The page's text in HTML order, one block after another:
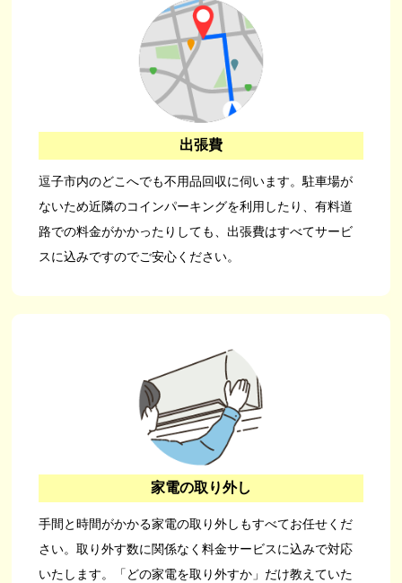
出張費
逗子市内のどこへでも不用品回収に伺います。駐車場が
ないため近隣のコインパーキングを利用したり、有料道
路での料金がかかったりしても、出張費はすべてサービ
スに込みですのでご安心ください。
家電の取り外し
手間と時間がかかる家電の取り外しもすべてお任せくだ
さい。取り外す数に関係なく料金サービスに込みで対応
いたします。「どの家電を取り外すか」だけ教えていた